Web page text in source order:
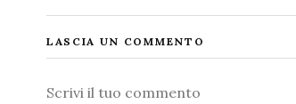
LASCIA UN COMMENTO
Commento